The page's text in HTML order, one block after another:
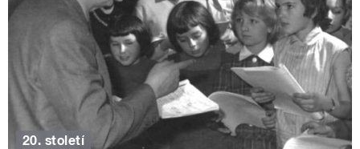
20. století